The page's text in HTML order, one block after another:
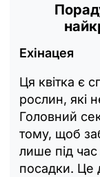
Ехінацея
Ця квітка є
рослин, які
Головний
тому, щоб
лише під
посадки. Це